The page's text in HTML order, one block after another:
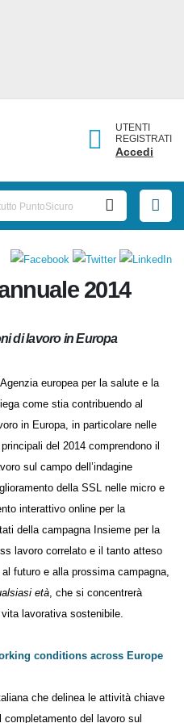
UTENTI
REGISTRATI
Accedi
2014
di lavoro in Europa
europea per la salute e la
come stia contribuendo al
in Europa, in particolare nelle
del 2014 comprendono il
sul campo dell’indagine
della SSL nelle micro e
interattivo online per la
della campagna Insieme per la
lavoro correlato e il tanto atteso
futuro e alla prossima campagna,
età , che si concentrerà
vita lavorativa sostenibile.
conditions across Europe
che delinea le attività chiave